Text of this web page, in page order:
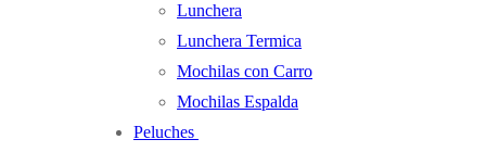
Lunchera
Lunchera Termica
Mochilas con Carro
Mochilas Espalda
Peluches